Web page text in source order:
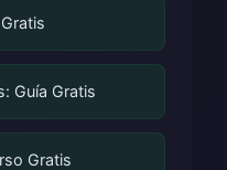
Guía Gratis
Gratis